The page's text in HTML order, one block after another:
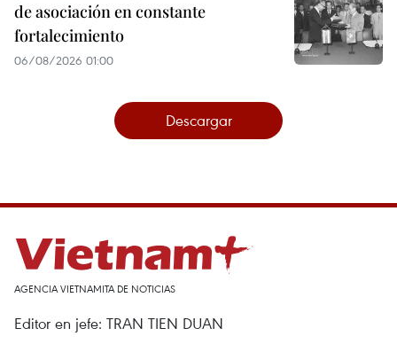
de asociación en constante
fortalecimiento
06/08/2026 01:00
Descargar
AGENCIA VIETNAMITA DE NOTICIAS
Editor en jefe: TRAN TIEN DUAN